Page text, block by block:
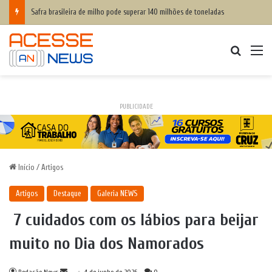
Safra brasileira de milho pode superar 140 milhões de toneladas
PUBLICIDADE
Início / Artigos
Artigos Destaque Galeria NEWS
7 cuidados com os lábios para beijar
muito no Dia dos Namorados